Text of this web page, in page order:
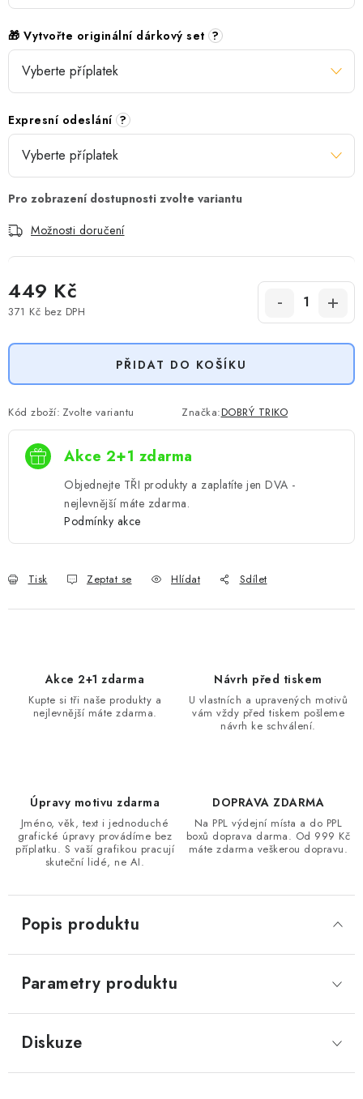
🎁 Vytvořte originální dárkový set ?
Expresní odeslání ?
Možnosti doručení
449 Kč
371 Kč bez DPH
PŘIDAT DO KOŠÍKU
Kód zboží: Zvolte variantu Značka:DOBRÝ TRIKO
Akce 2+1 zdarma
Objednejte TŘI produkty a zaplatíte jen DVA -
nejlevnější máte zdarma.
Podmínky akce
Tisk Zeptat se Hlídat Sdílet
Akce 2+1 zdarma
Kupte si tři naše produkty a
nejlevnější máte zdarma.
Návrh před tiskem
U vlastních a upravených motivů
vám vždy před tiskem pošleme
návrh ke schválení.
Úpravy motivu zdarma
Jméno, věk, text i jednoduché
grafické úpravy provádíme bez
příplatku. S vaší grafikou pracují
skuteční lidé, ne AI.
DOPRAVA ZDARMA
Na PPL výdejní místa a do PPL
boxů doprava darma. Od 999 Kč
máte zdarma veškerou dopravu.
Popis produktu
Parametry produktu
Diskuze